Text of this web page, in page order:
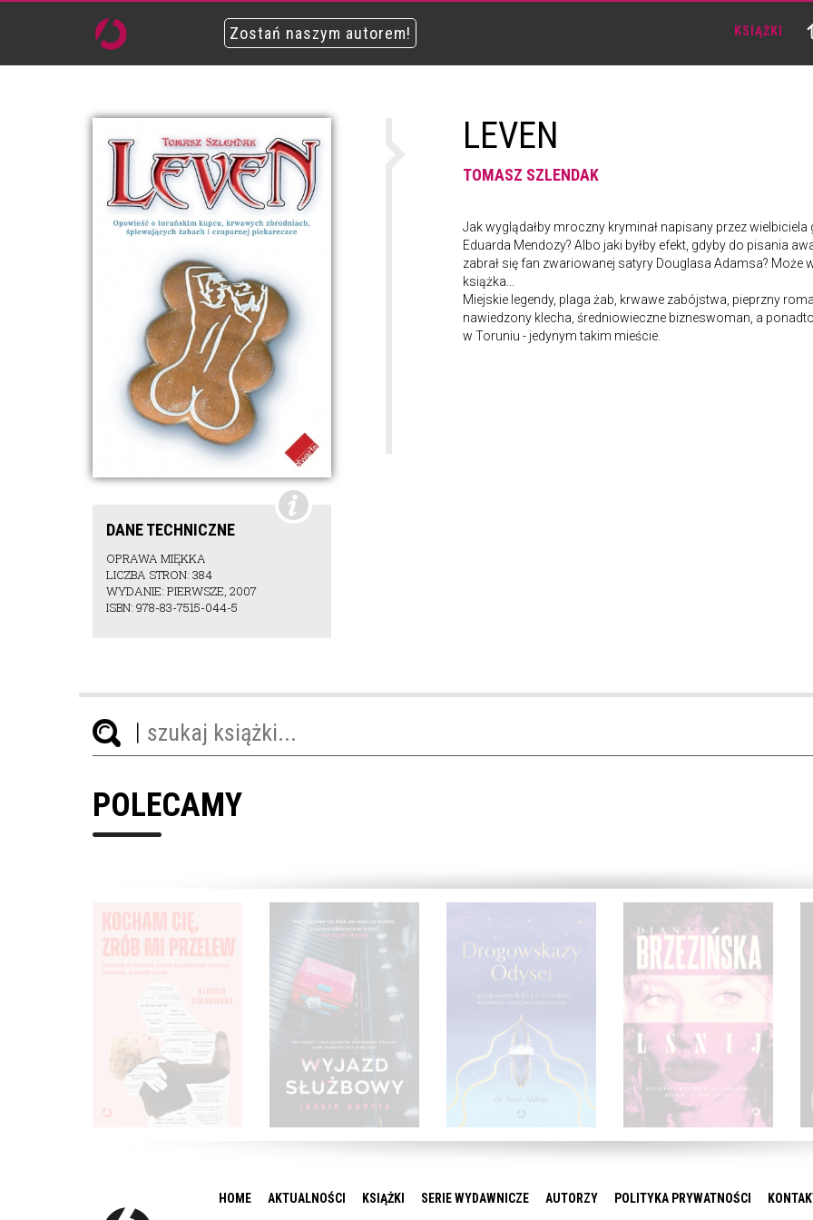
Zostań naszym autorem! KSIĄŻKI
DANE TECHNICZNE
OPRAWA MIĘKKA
LICZBA STRON: 384
WYDANIE: PIERWSZE, 2007
ISBN: 978-83-7515-044-5
LEVEN
TOMASZ SZLENDAK
Jak wyglądałby mroczny kryminał napisany przez wielbiciela
Eduarda Mendozy? Albo jaki byłby efekt, gdyby do pisania
zabrał się fan zwariowanej satyry Douglasa Adamsa? Może
książka...
Miejskie legendy, plaga żab, krwawe zabójstwa, pieprzny
nawiedzony klecha, średniowieczne bizneswoman, a
w Toruniu - jedynym takim mieście.
POLECAMY
HOME AKTUALNOŚCI KSIĄŻKI SERIE WYDAWNICZE AUTORZY POLITYKA PRYWATNOŚCI